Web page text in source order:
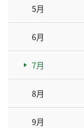
5月
6月
7月
8月
9月